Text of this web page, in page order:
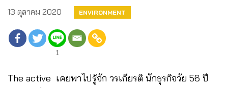
13 ตุลาคม 2020 ENVIRONMENT
1
The active เคยพาไปรู้จัก วรเกียรติ นักธุรกิจวัย 56 ปี